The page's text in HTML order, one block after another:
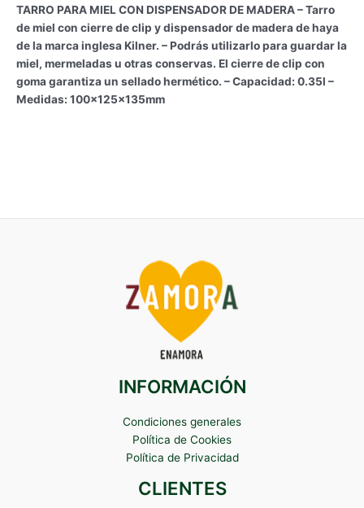
TARRO PARA MIEL CON DISPENSADOR DE MADERA – Tarro
de miel con cierre de clip y dispensador de madera de haya
de la marca inglesa Kilner. – Podrás utilizarlo para guardar la
miel, mermeladas u otras conservas. El cierre de clip con
goma garantiza un sellado hermético. – Capacidad: 0.35l –
Medidas: 100x125x135mm
INFORMACIÓN
Condiciones generales
Política de Cookies
Política de Privacidad
CLIENTES